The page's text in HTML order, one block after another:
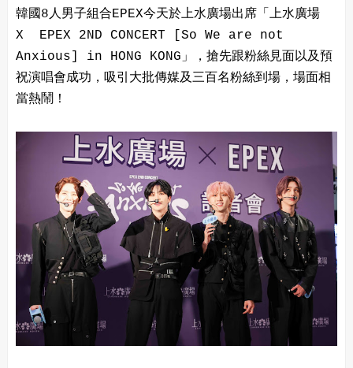
韓國8人男子組合EPEX今天於上水廣場出席「上水廣場
X EPEX 2ND CONCERT [So We are not
Anxious] in HONG KONG」，搶先跟粉絲見面以及預
祝演唱會成功，吸引大批傳媒及三百名粉絲到場，場面相
當熱鬧！